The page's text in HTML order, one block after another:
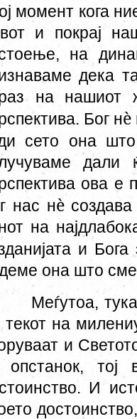
момент кога
и покрај
на
дека
на нашиот
Бог нè
сето она
ова е
нас нèсоздава
на
и
она што
Меѓутоа,
текот на
и
опстанок, тој
И